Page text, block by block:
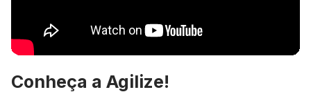
Conheça a Agilize!